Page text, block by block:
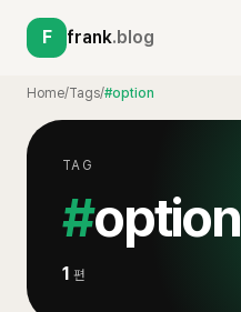
F frank.blog
Home/Tags/#option
TAG
#option
1 편